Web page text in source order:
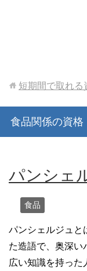
短期間で取れる
食品関係の資格
パンシェ
食品
パンシェルジュと
た造語で、奥深い
広い知識を持った